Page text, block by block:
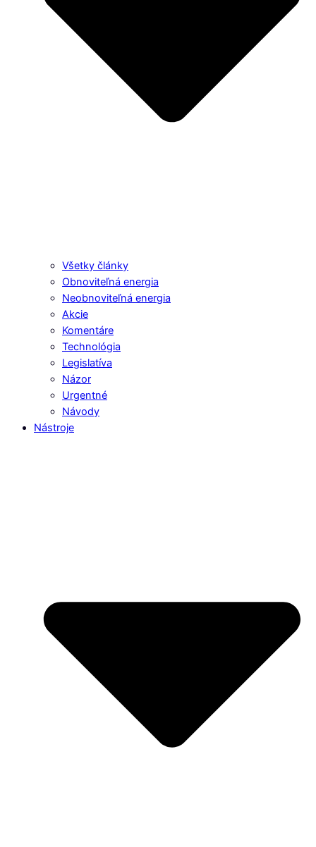
Všetky články
Obnoviteľná energia
Neobnoviteľná energia
Akcie
Komentáre
Technológia
Legislatíva
Názor
Urgentné
Návody
Nástroje